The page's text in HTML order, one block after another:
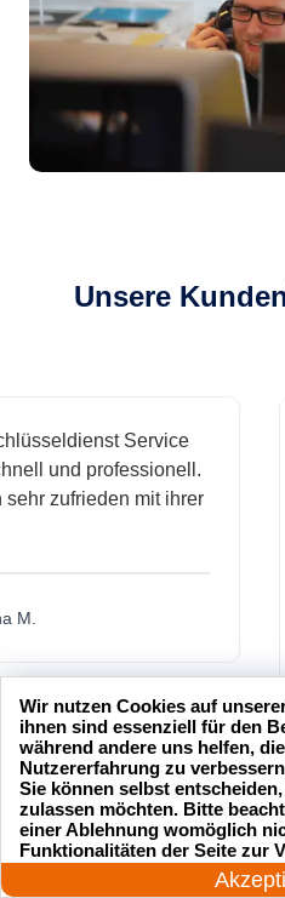
Unsere
Service
und professionell.
zufrieden mit ihrer
hat
Sehr guter
und hat
als ich
verloren
24 Stunden am Tag
Wir nutzen Cookies auf
ihnen sind essenziell für den
während andere uns helfen,
Nutzererfahrung zu
Sie können selbst
zulassen möchten. Bitte
einer Ablehnung womöglich
Funktionalitäten der Seite zur